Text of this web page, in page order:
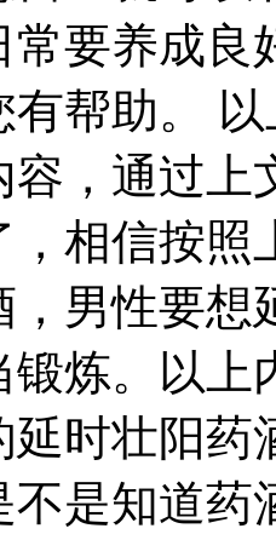
常要养成良
有帮助。
容，通过上
，相信按照
，男性要想
锻炼。以上
延时壮阳
不是知道药